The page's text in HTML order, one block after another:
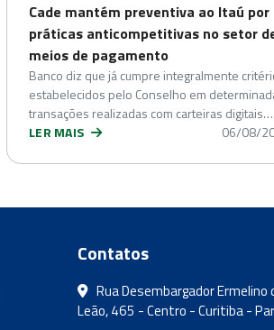
Cade mantém preventiva ao Itaú por
práticas anticompetitivas no setor
meios de pagamento
Banco diz que já cumpre integralmente
estabelecidos pelo Conselho em
transações realizadas com carteiras digitais…
LER MAIS
06/08/
Contatos
Rua Desembargador Ermelino
Leão, 465 - Centro - Curitiba -